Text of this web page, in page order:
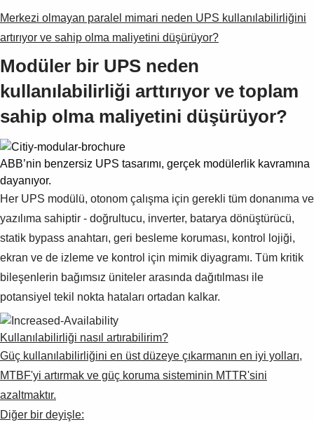
Merkezi olmayan paralel mimari neden UPS kullanılabilirliğini
artırıyor ve sahip olma maliyetini düşürüyor?
Modüler bir UPS neden
kullanılabilirliği arttırıyor ve toplam
sahip olma maliyetini düşürüyor?
ABB’nin benzersiz UPS tasarımı, gerçek modülerlik kavramına
dayanıyor.
Her UPS modülü, otonom çalışma için gerekli tüm donanıma ve
yazılıma sahiptir - doğrultucu, inverter, batarya dönüştürücü,
statik bypass anahtarı, geri besleme koruması, kontrol lojiği,
ekran ve de izleme ve kontrol için mimik diyagramı. Tüm kritik
bileşenlerin bağımsız üniteler arasında dağıtılması ile
potansiyel tekil nokta hataları ortadan kalkar.
Kullanılabilirliği nasıl artırabilirim?
Güç kullanılabilirliğini en üst düzeye çıkarmanın en iyi yolları,
MTBF'yi artırmak ve güç koruma sisteminin MTTR'sini
azaltmaktır.
Diğer bir deyişle: